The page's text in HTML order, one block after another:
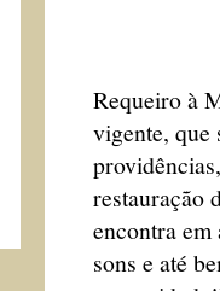
Requeiro à
vigente, que
restauração
encontra em
sons e até